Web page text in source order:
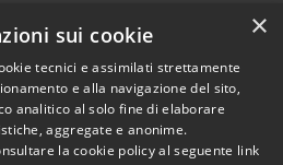
Copyright © 2026 • Provincia di
Pavia • Powered by
Municipium•Accesso
redazione
×
sui cookie
tecnici e assimilati strettamente
e alla navigazione del sito,
analitico al solo fine di elaborare
aggregate e anonime.
la cookie policy al seguente link